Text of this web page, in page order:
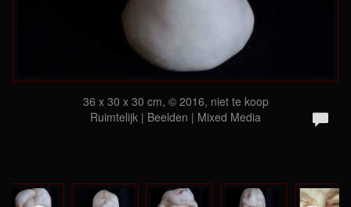
36 x 30 x 30 cm, © 2016, niet te koop
Ruimtelijk | Beelden | Mixed Media